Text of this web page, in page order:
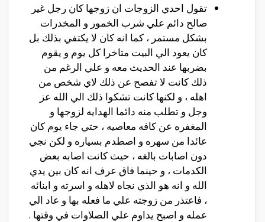
تقول احدي الزوجات ان زوجها كان رجل غير
صالح دائم علي شرب الخمور و المخدرات
بشكل مستمر ، كما انه كان لا يكتفي بذلك بل
كان يعود الي البيت متاخرا كل يوم و يقوم
بضربها عند الحديث معه و علي الرغم من
ذلك كانت لا تفصح عن ذلك لاي شخص من
اهله ، و لكنها كانت تشكوا ذلك الي الله عز
وجل و تطلب منه دائما الهدايه لزوجها و
المغفره عن كافه معاصيه ، حتي جاء يوم كان
عائدا من سهره و اصطدم بسياره و لكن نجي
دون اصابات بالغه ، حيث كانت اصابه بعض
الكدمات ، و حينما فاق عرف انه كان بين يدي
الله و انه هو الذي نجاه لاهله و اسرته و ابنائه
، فاعتذر من زوجته علي ما فعله بها و عاد الي
عمله و اصبح يداوم علي الصلاوات في وقتها .